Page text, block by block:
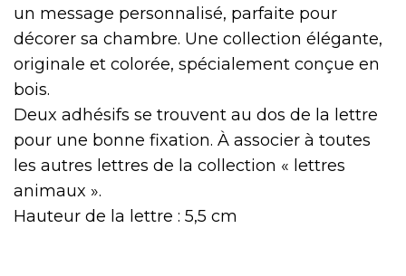
un message personnalisé, parfaite pour
décorer sa chambre. Une collection élégante,
originale et colorée, spécialement conçue en
bois.
Deux adhésifs se trouvent au dos de la lettre
pour une bonne fixation. À associer à toutes
les autres lettres de la collection « lettres
animaux ».
Hauteur de la lettre : 5,5 cm